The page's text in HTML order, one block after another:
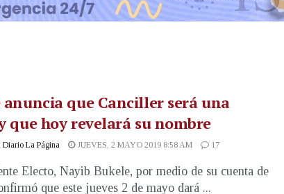
anuncia que Canciller será una
que hoy revelará su nombre
Diario La Página JUEVES, 2 MAYO 2019 8:58 AM 17
Electo, Nayib Bukele, por medio de su cuenta de
que este jueves 2 de mayo dará ...